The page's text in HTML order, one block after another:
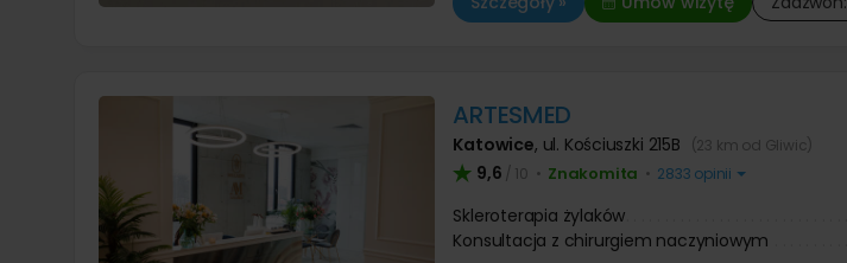
ARTESMED
Katowice, ul. Kościuszki 215B (23 km od Gliwic)
9,6 / 10 • Znakomita • 2833 opinii
Skleroterapia żylaków
Konsultacja z chirurgiem naczyniowym